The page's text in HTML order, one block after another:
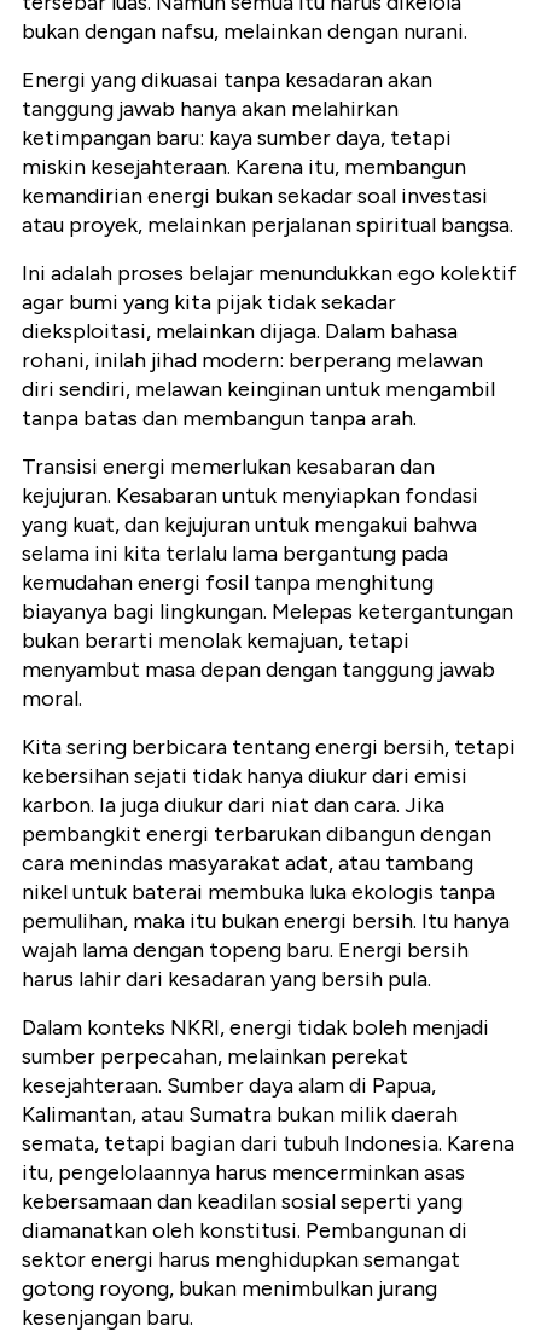
bukan dengan nafsu, melainkan dengan nurani.
Energi yang dikuasai tanpa kesadaran akan
tanggung jawab hanya akan melahirkan
ketimpangan baru: kaya sumber daya, tetapi
miskin kesejahteraan. Karena itu, membangun
kemandirian energi bukan sekadar soal investasi
atau proyek, melainkan perjalanan spiritual bangsa.
Ini adalah proses belajar menundukkan ego kolektif
agar bumi yang kita pijak tidak sekadar
dieksploitasi, melainkan dijaga. Dalam bahasa
rohani, inilah jihad modern: berperang melawan
diri sendiri, melawan keinginan untuk mengambil
tanpa batas dan membangun tanpa arah.
Transisi energi memerlukan kesabaran dan
kejujuran. Kesabaran untuk menyiapkan fondasi
yang kuat, dan kejujuran untuk mengakui bahwa
selama ini kita terlalu lama bergantung pada
kemudahan energi fosil tanpa menghitung
biayanya bagi lingkungan. Melepas ketergantungan
bukan berarti menolak kemajuan, tetapi
menyambut masa depan dengan tanggung jawab
moral.
Kita sering berbicara tentang energi bersih, tetapi
kebersihan sejati tidak hanya diukur dari emisi
karbon. Ia juga diukur dari niat dan cara. Jika
pembangkit energi terbarukan dibangun dengan
cara menindas masyarakat adat, atau tambang
nikel untuk baterai membuka luka ekologis tanpa
pemulihan, maka itu bukan energi bersih. Itu hanya
wajah lama dengan topeng baru. Energi bersih
harus lahir dari kesadaran yang bersih pula.
Dalam konteks NKRI, energi tidak boleh menjadi
sumber perpecahan, melainkan perekat
kesejahteraan. Sumber daya alam di Papua,
Kalimantan, atau Sumatra bukan milik daerah
semata, tetapi bagian dari tubuh Indonesia. Karena
itu, pengelolaannya harus mencerminkan asas
kebersamaan dan keadilan sosial seperti yang
diamanatkan oleh konstitusi. Pembangunan di
sektor energi harus menghidupkan semangat
gotong royong, bukan menimbulkan jurang
kesenjangan baru.